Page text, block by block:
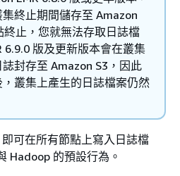
終止期間儲存至 Amazon
終止，您就無法存取日誌檔
6.9.0 版及更新版本會在叢集
封存至 Amazon S3，因此
叢集上產生的日誌檔案仍然
可在所有節點上寫入日誌檔
Hadoop 的預設行為。